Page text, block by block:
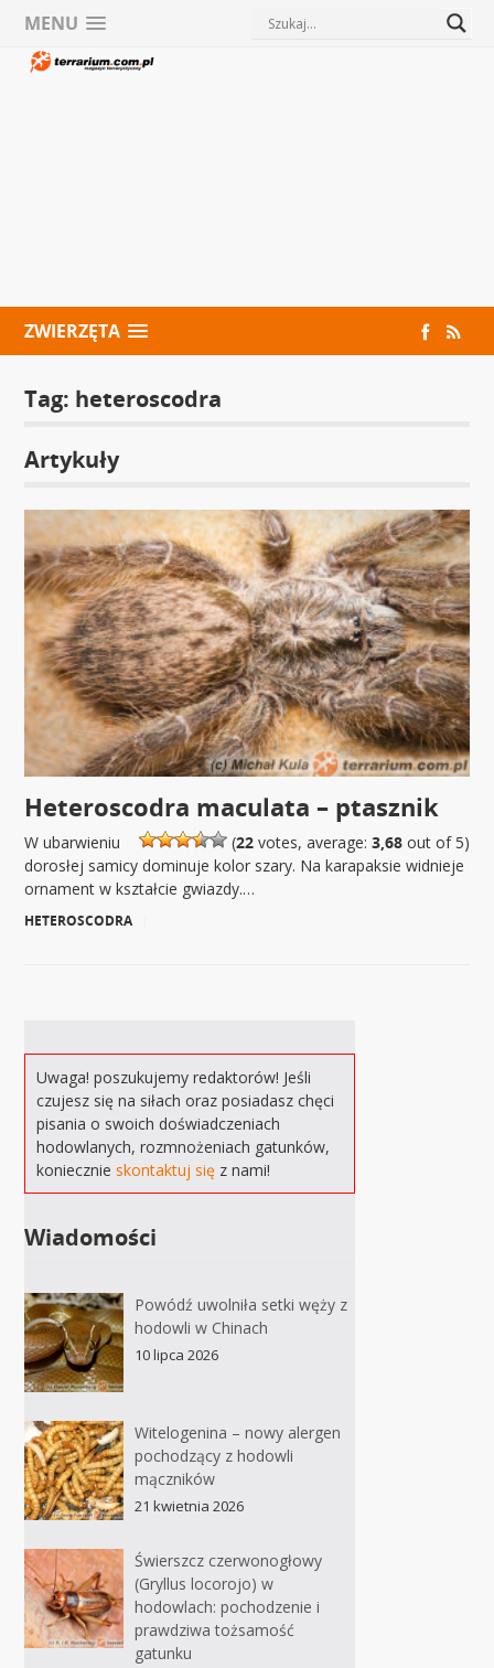
MENU
ZWIERZĘTA
Tag: heteroscodra
Artykuły
Heteroscodra maculata – ptasznik
(22votes, average: 3,68out of 5)
W ubarwieniu
dorosłej samicy dominuje kolor szary. Na karapaksie widnieje
ornament w kształcie gwiazdy.…
HETEROSCODRA
Uwaga! poszukujemy redaktorów! Jeśli
czujesz się na siłach oraz posiadasz chęci
pisania o swoich doświadczeniach
hodowlanych, rozmnożeniach gatunków,
koniecznieskontaktuj się z nami!
Wiadomości
Powódź uwolniła setki węży z
hodowli w Chinach
10 lipca 2026
Witelogenina – nowy alergen
pochodzący z hodowli
mączników
21 kwietnia 2026
Świerszcz czerwonogłowy
(Gryllus locorojo) w
hodowlach: pochodzenie i
prawdziwa tożsamość
gatunku